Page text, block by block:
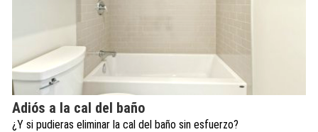
Adiós a la cal del baño
¿Y si pudieras eliminar la cal del baño sin esfuerzo?